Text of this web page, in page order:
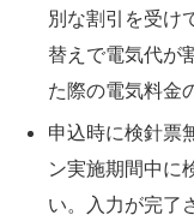
別な割引を受け
替えで電気代が
た際の電気料金
申込時に検針票
ン実施期間中に
い。入力が完了